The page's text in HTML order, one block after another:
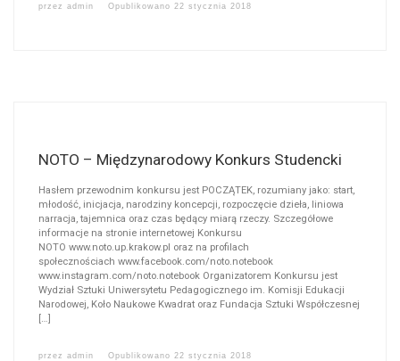
przezadmin Opublikowano 22 stycznia 2018
NOTO – Międzynarodowy Konkurs Studencki
Hasłem przewodnim konkursu jest POCZĄTEK, rozumiany jako: start,
młodość, inicjacja, narodziny koncepcji, rozpoczęcie dzieła, liniowa
narracja, tajemnica oraz czas będący miarą rzeczy. Szczegółowe
informacje na stronie internetowej Konkursu
NOTO www.noto.up.krakow.pl oraz na profilach
społecznościach www.facebook.com/noto.notebook
www.instagram.com/noto.notebook Organizatorem Konkursu jest
Wydział Sztuki Uniwersytetu Pedagogicznego im. Komisji Edukacji
Narodowej, Koło Naukowe Kwadrat oraz Fundacja Sztuki Współczesnej
[…]
przezadmin Opublikowano 22 stycznia 2018